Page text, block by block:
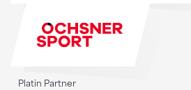
Platin Partner